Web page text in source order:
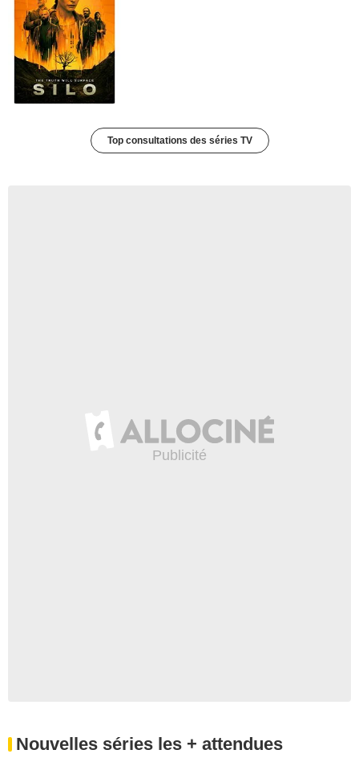
Top consultations des séries TV
Nouvelles séries les + attendues